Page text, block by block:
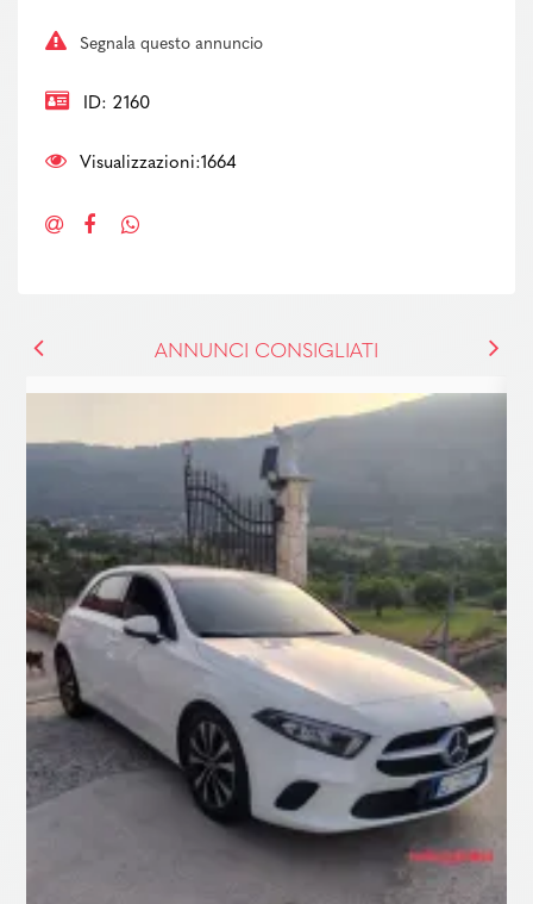
Segnala questo annuncio
ID: 2160
Visualizzazioni:1664
ANNUNCI CONSIGLIATI